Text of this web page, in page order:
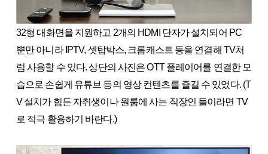
32형 대화면을 지원하고 2개의 HDMI 단자가 설치되어 PC
뿐만 아니라 IPTV, 셋탑박스, 크롬캐스트 등을 연결해 TV처
럼 사용할 수 있다. 상단의 사진은 OTT 플레이어를 연결한 모
습으로 손쉽게 유튜브 등의 영상 컨텐츠를 즐길 수 있었다. (T
V 설치가 힘든 자취생이나 원룸에 사는 직장인 들이라면 TV
로 적극 활용하기 바란다.)